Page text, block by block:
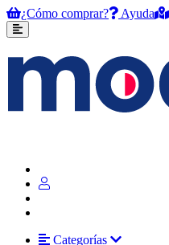
¿Cómo comprar? Ayuda
Categorías